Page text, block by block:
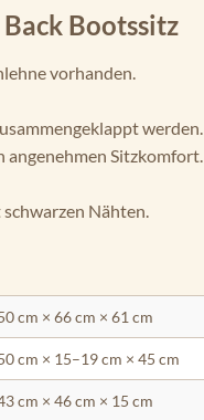
Bootssitz
vorhanden.
werden.
angenehmen Sitzkomfort.
Nähten.
cm × 66 cm × 61 cm
cm × 15–19 cm × 45 cm
cm × 46 cm × 15 cm